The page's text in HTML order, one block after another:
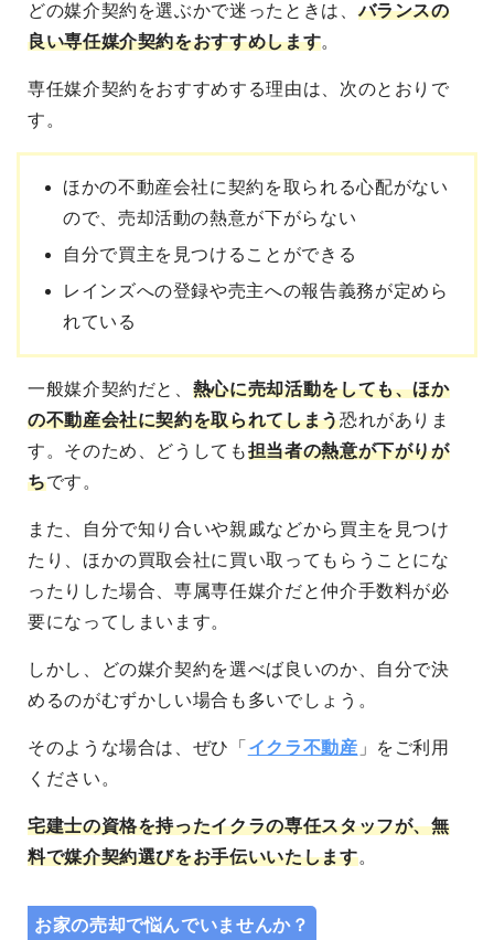
どの媒介契約を選ぶかで迷ったときは、バランスの
良い専任媒介契約をおすすめします。
専任媒介契約をおすすめする理由は、次のとおりで
す。
ほかの不動産会社に契約を取られる心配がない
ので、売却活動の熱意が下がらない
自分で買主を見つけることができる
レインズへの登録や売主への報告義務が定めら
れている
一般媒介契約だと、 熱心に売却活動をしても、ほか
の不動産会社に契約を取られてしまう恐れがありま
す。そのため、どうしても担当者の熱意が下がりが
ちです。
また、自分で知り合いや親戚などから買主を見つけ
たり、ほかの買取会社に買い取ってもらうことにな
ったりした場合、専属専任媒介だと仲介手数料が必
要になってしまいます。
しかし、どの媒介契約を選べば良いのか、自分で決
めるのがむずかしい場合も多いでしょう。
そのような場合は、ぜひ「 イクラ不動産 」をご利用
ください。
宅建士の資格を持ったイクラの専任スタッフが、無
料で媒介契約選びをお手伝いいたします。
お家の売却で悩んでいませんか？